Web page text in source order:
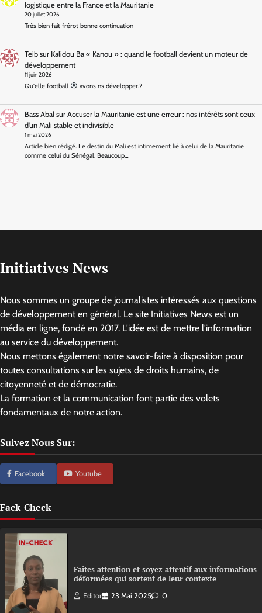
logistique entre la France et la Mauritanie
20 juillet 2026
Très bien fait frérot bonne continuation
Teibsur Kalidou Ba « Kanou » : quand le football devient un moteur de
développement
11 juin 2026
Qu'elle football avons ns développer.?
Bass Abal sur Accuser la Mauritanie est une erreur : nos intérêts sont ceux
d’un Mali stable et indivisible
1 mai 2026
Article bien rédigé. Le destin du Mali est intimement lié à celui de la Mauritanie
comme celui du Sénégal. Beaucoup…
Initiatives News
Nous sommes un groupe de journalistes intéressés aux questions
de développement en général. Le site Initiatives News est un
média en ligne, fondé en 2017. L'idée est de mettre l'information
au service du développement.
Nous mettons également notre savoir-faire à disposition pour
toutes consultations sur les sujets de droits humains, de
citoyenneté et de démocratie.
La formation et la communication font partie des volets
fondamentaux de notre action.
Suivez Nous Sur:
Facebook Youtube
Fack-Check
Faites attention et soyez attentif aux informations
déformées qui sortent de leur contexte
Editor 23 Mai 2025 0